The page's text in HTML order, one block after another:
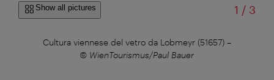
Show all pictures 1 /of
3
Cultura viennese del vetro da Lobmeyr (51657)–
© WienTourismus/Paul Bauer